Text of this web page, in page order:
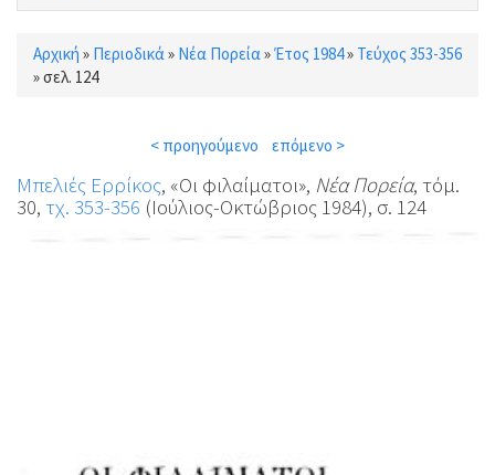
Είστε εδώ
Αρχική » Περιοδικά » Νέα Πορεία »Έτος 1984» Τεύχος 353-356
»σελ. 124
< προηγούμενο επόμενο >
Μπελιές Ερρίκος, «Οι φιλαίματοι», Νέα Πορεία, τόμ.
30, τχ. 353-356 (Ιούλιος-Οκτώβριος 1984), σ. 124